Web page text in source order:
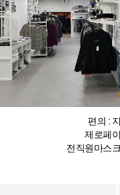
편의 :
제로페
전직원마스